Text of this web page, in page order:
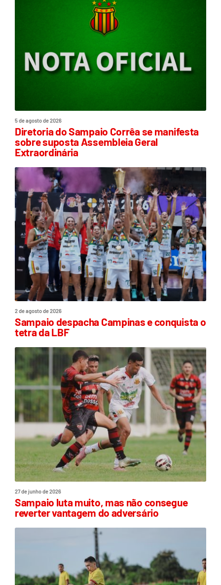
5 de agosto de 2026
Diretoria do Sampaio Corrêa se manifesta
sobre suposta Assembleia Geral
Extraordinária
2 de agosto de 2026
Sampaio despacha Campinas e conquista o
tetra da LBF
27 de junho de 2026
Sampaio luta muito, mas não consegue
reverter vantagem do adversário